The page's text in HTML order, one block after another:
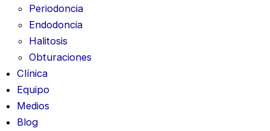
Periodoncia
Endodoncia
Halitosis
Obturaciones
Clínica
Equipo
Medios
Blog